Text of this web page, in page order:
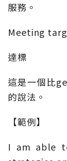
服務。
Meeting
達標
這是一個比
的說法。
【範例】
I am able